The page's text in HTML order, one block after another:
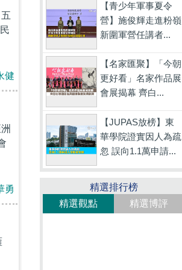
健
勇
【青少年軍事夏令
營】施俊輝走進粉嶺
新圍軍營任講者...
【名家匯聚】「今朝
更好看」名家作品展
會展揭幕 齊白...
【JUPAS放榜】東
華學院證實因人為疏
忽 誤向1.1萬申請...
精選排行榜
精選觀點
精選博評